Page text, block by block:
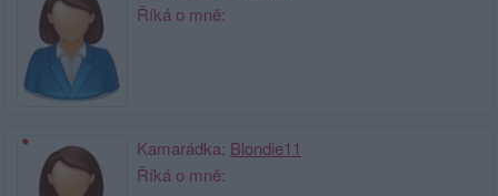
Říká o mně:
Kamarádka: Blondie11
Říká o mně: